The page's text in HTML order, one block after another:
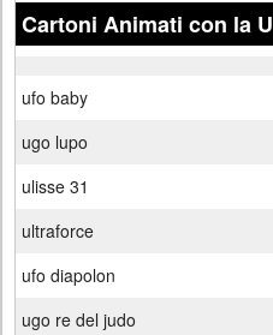
Cartoni Animati con la U
ufo baby
ugo lupo
ulisse 31
ultraforce
ufo diapolon
ugo re del judo